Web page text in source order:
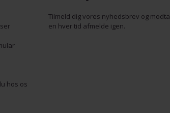
hos os
Tilmeld dig vores nyhedsbrev og
en hver tid afmelde igen.